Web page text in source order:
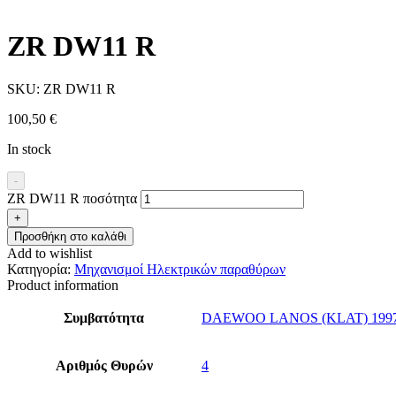
ZR DW11 R
SKU: ZR DW11 R
100,50 €
In stock
-
ZR DW11 R ποσότητα
+
Προσθήκη στο καλάθι
Add to wishlist
Κατηγορία: Μηχανισμοί Ηλεκτρικών παραθύρων
Product information
Συμβατότητα DAEWOO LANOS (KLAT)
Αριθμός Θυρών 4